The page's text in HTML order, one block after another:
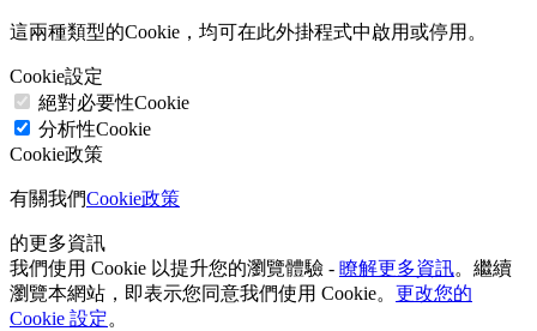
這兩種類型的Cookie，均可在此外掛程式中啟用或停用。
Cookie設定
絕對必要性Cookie
分析性Cookie
Cookie政策
有關我們Cookie政策
的更多資訊
我們使用 Cookie 以提升您的瀏覽體驗 - 瞭解更多資訊。繼續
瀏覽本網站，即表示您同意我們使用 Cookie。 更改您的
Cookie 設定。